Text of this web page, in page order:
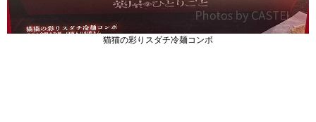
猫猫の彩りスダチ冷麺コンボ